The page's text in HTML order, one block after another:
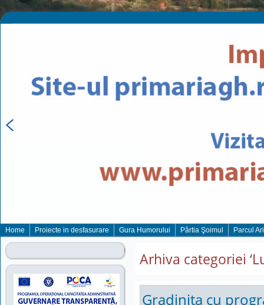
Home Proiecte in desfasurare Gura Humorului Pârtia Şoimul Parcul
Arhiva categoriei
Gradinita cu